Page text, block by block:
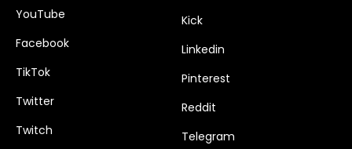
YouTube
Facebook
TikTok
Twitter
Twitch
Kick
Linkedin
Pinterest
Reddit
Telegram